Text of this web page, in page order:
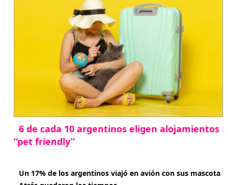
6 de cada 10 argentinos eligen alojamientos
“pet friendly”
Un 17% de los argentinos viajó en avión con sus mascota